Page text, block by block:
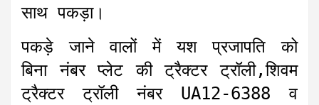
साथ पकड़ा।
पकड़े जाने वालों में यश प्रजापति को
बिना नंबर प्लेट की ट्रैक्टर ट्रॉली,शिवम
ट्रैक्टर ट्रॉली नंबर UA12-6388 व